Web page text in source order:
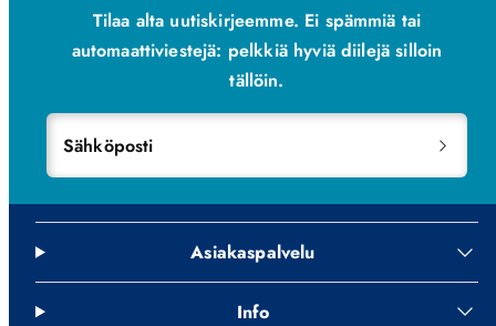
Tilaa alta uutiskirjeemme. Ei spämmiä tai
automaattiviestejä: pelkkiä hyviä diilejä silloin
tällöin.
Sähköposti
Asiakaspalvelu
Info